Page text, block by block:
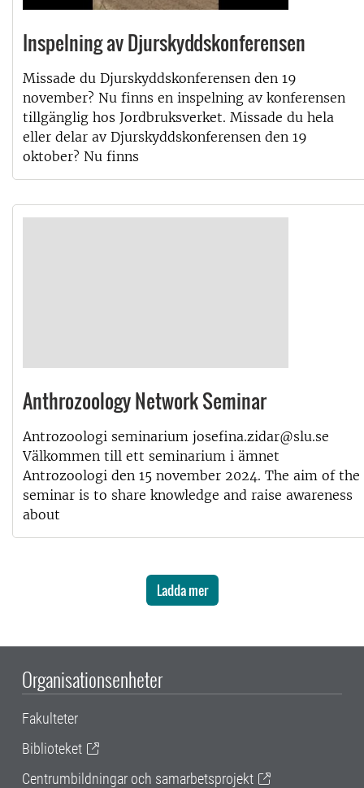
Inspelning av Djurskyddskonferensen
Missade du Djurskyddskonferensen den 19
november? Nu finns en inspelning av konferensen
tillgänglig hos Jordbruksverket. Missade du hela
eller delar av Djurskyddskonferensen den 19
oktober? Nu finns
Anthrozoology Network Seminar
Antrozoologi seminarium josefina.zidar@slu.se
Välkommen till ett seminarium i ämnet
Antrozoologi den 15 november 2024. The aim of the
seminar is to share knowledge and raise awareness
about
Ladda mer
Organisationsenheter
Fakulteter
Biblioteket
Centrumbildningar och samarbetsprojekt